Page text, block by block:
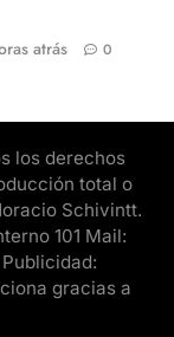
atrás 0
los derechos
total o
Schivintt.
101 Mail:
gracias a